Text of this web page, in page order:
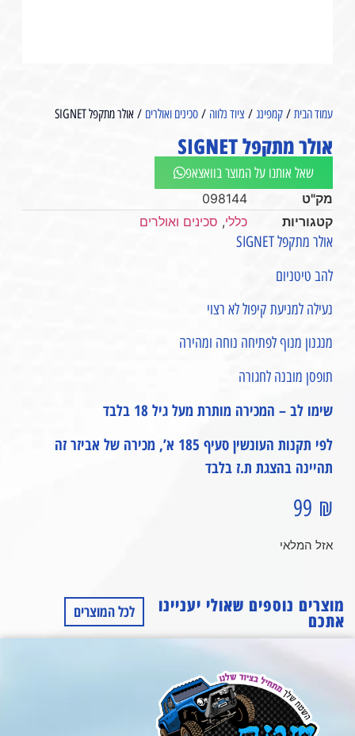
עמוד הבית/ קמפינג/ ציוד נלווה / סכינים ואולרים / אולר מתקפל SIGNET
אולר מתקפל SIGNET
שאל אותנו על המוצר בוואצאפ
מק"ט
098144
קטגוריות
כללי, סכינים ואולרים
אולר מתקפל SIGNET
להב טיטניום
נעילה למניעת קיפול לא רצוי
מנגנון מנוף לפתיחה נוחה ומהירה
תופסן מובנה לחגורה
שימו לב – המכירה מותרת מעל גיל 18 בלבד
לפי תקנות העונשין סעיף 185 א’, מכירה של אביזר זה
תהיינה בהצגת ת.ז בלבד
99 ₪
אזל המלאי
מוצרים נוספים שאולי יעניינו
אתכם לכל המוצרים